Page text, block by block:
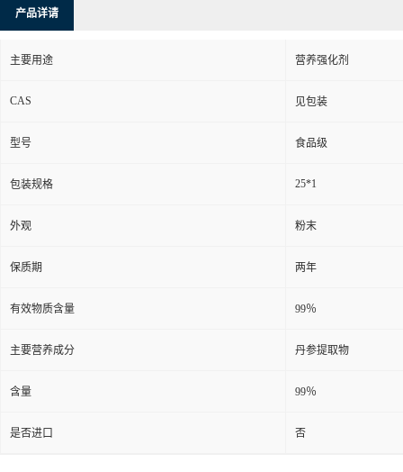
产品详请
主要用途 营养强化剂
CAS 见包装
型号 食品级
包装规格 25*1
外观 粉末
保质期 两年
有效物质含量 99％
主要营养成分 丹参提取物
含量 99％
是否进口 否